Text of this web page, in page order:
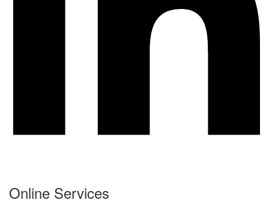
Online Services